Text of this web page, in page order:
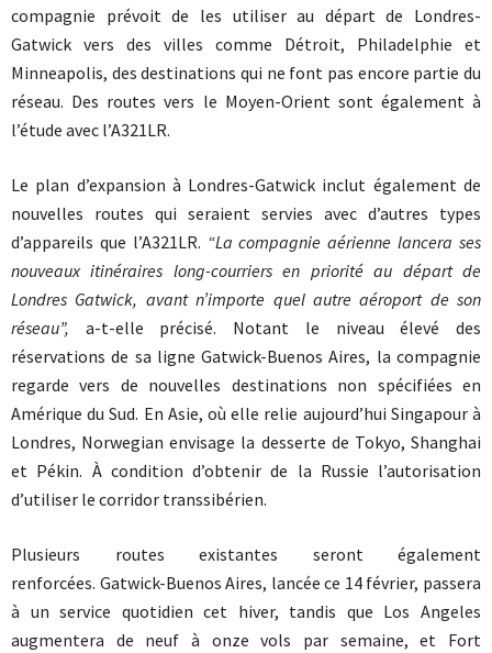
compagnie prévoit de les utiliser au départ de Londres-
Gatwick vers des villes comme Détroit, Philadelphie et
Minneapolis, des destinations qui ne font pas encore partie du
réseau. Des routes vers le Moyen-Orient sont également à
l’étude avec l’A321LR.
Le plan d’expansion à Londres-Gatwick inclut également de
nouvelles routes qui seraient servies avec d’autres types
d’appareils que l’A321LR. “La compagnie aérienne lancera ses
nouveaux itinéraires long-courriers en priorité au départ de
Londres Gatwick, avant n’importe quel autre aéroport de son
réseau”, a-t-elle précisé. Notant le niveau élevé des
réservations de sa ligne Gatwick-Buenos Aires, la compagnie
regarde vers de nouvelles destinations non spécifiées en
Amérique du Sud. En Asie, où elle relie aujourd’hui Singapour à
Londres, Norwegian envisage la desserte de Tokyo, Shanghai
et Pékin. À condition d’obtenir de la Russie l’autorisation
d’utiliser le corridor transsibérien.
Plusieurs routes existantes seront également
renforcées. Gatwick-Buenos Aires, lancée ce 14 février, passera
à un service quotidien cet hiver, tandis que Los Angeles
augmentera de neuf à onze vols par semaine, et Fort